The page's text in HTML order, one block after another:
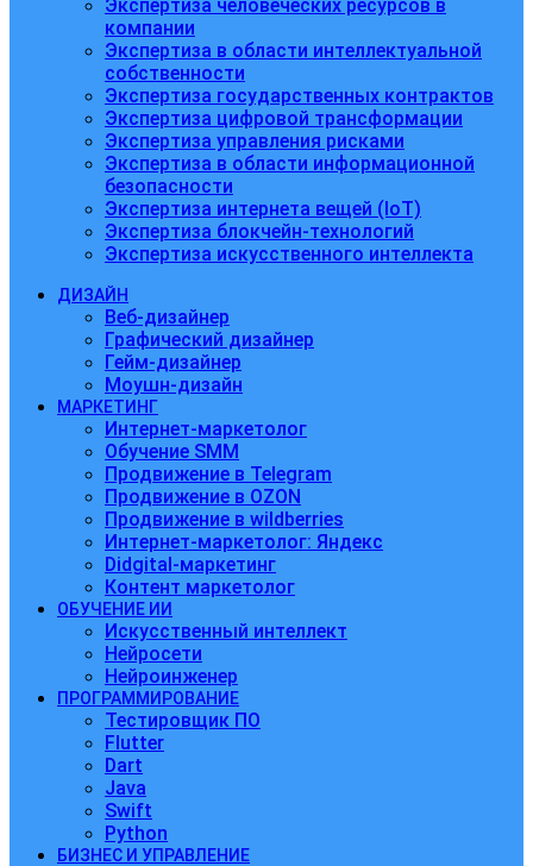
Экспертиза человеческих ресурсов в
компании
Экспертиза в области интеллектуальной
собственности
Экспертиза государственных контрактов
Экспертиза цифровой трансформации
Экспертиза управления рисками
Экспертиза в области информационной
безопасности
Экспертиза интернета вещей (IoT)
Экспертиза блокчейн-технологий
Экспертиза искусственного интеллекта
ДИЗАЙН
Веб-дизайнер
Графический дизайнер
Гейм-дизайнер
Моушн-дизайн
МАРКЕТИНГ
Интернет-маркетолог
Обучение SMM
Продвижение в Telegram
Продвижение в OZON
Продвижение в wildberries
Интернет-маркетолог: Яндекс
Didgital-маркетинг
Контент маркетолог
ОБУЧЕНИЕ ИИ
Искусственный интеллект
Нейросети
Нейроинженер
ПРОГРАММИРОВАНИЕ
Тестировщик ПО
Flutter
Dart
Java
Swift
Python
БИЗНЕС И УПРАВЛЕНИЕ